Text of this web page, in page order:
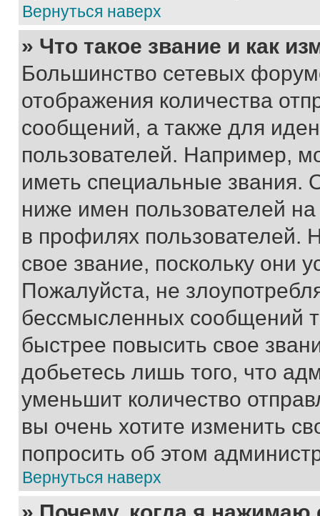
Вернуться наверх
» Что такое звание и как
Большинство сетевых
отображения количества
сообщений, а также для
пользователей. Например,
иметь специальные звания.
ниже имен пользователей
в профилях
свое звание, поскольку они
Пожалуйста, не
бессмысленных сообщений
быстрее повысить свое
добьетесь лишь того, что
уменьшит количество
вы очень хотите изменить
попросить об этом
Вернуться наверх